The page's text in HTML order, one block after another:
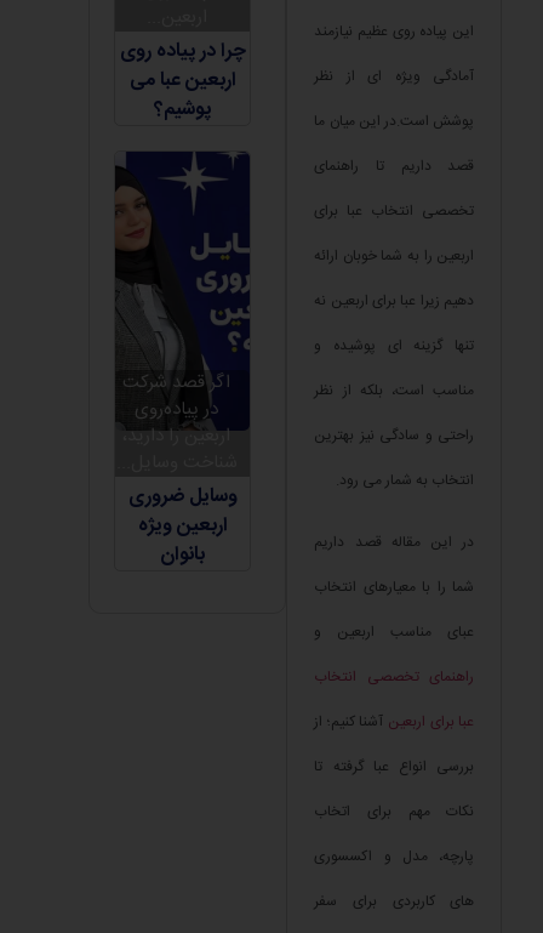
این پیاده روی عظیم نیازمند
آمادگی ویژه ای از نظر
پوشش است.در این میان ما
قصد داریم تا راهنمای
تخصصی انتخاب عبا برای
اربعین را به شما خوبان ارائه
دهیم زیرا عبا برای اربعین نه
تنها گزینه ای پوشیده و
مناسب است، بلکه از نظر
راحتی و سادگی نیز بهترین
انتخاب به شمار می رود.
در این مقاله قصد داریم
شما را با معیارهای انتخاب
عبای مناسب اربعین و
راهنمای تخصصی انتخاب
عبا برای اربعین آشنا کنیم؛ از
بررسی انواع عبا گرفته تا
نکات مهم برای اتخاب
پارچه، مدل و اکسسوری
های کاربردی برای سفر
چرا در پیاده روی
اربعین عبا می
پوشیم؟
اگر قصد شرکت
در پیاده‌روی
اربعین را دارید،
وسایل ضروری
اربعین ویژه
بانوان